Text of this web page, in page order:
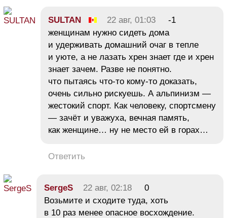
SULTAN 22 авг, 01:03
-1
женщинам нужно сидеть дома
и удерживать домашний очаг в тепле
и уюте, а не лазать хрен знает где и хрен
знает зачем. Разве не понятно.
что пытаясь что-то кому-то доказать,
очень сильно рискуешь. А альпинизм —
жестокий спорт. Как человеку, спортсмену
— зачёт и уважуха, вечная память,
как женщине… ну не место ей в горах…
Ответить
SergeS 22 авг, 02:18
0
Возьмите и сходите туда, хоть
в 10 раз менее опасное восхождение.